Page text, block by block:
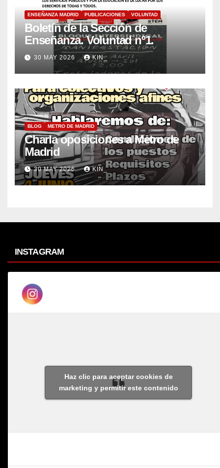
ENSEÑANZA MADRID PUBLICACIONES VOLUNTAD
Boletín de la Sección de
Enseñanza. Voluntad nº1.
30 MAY 2026 KIN_
BLOG METRO DE MADRID
Charla oposiciones a Metro de
Madrid
30 MAY 2026 KIN_
INSTAGRAM
Haz clic para aceptar cookies de
marketing y permitir este contenido